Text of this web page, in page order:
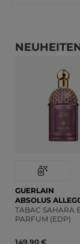
GUERLAIN
ABSOLUS
TABAC SAHARA
PARFUM (EDP)
149,90 €